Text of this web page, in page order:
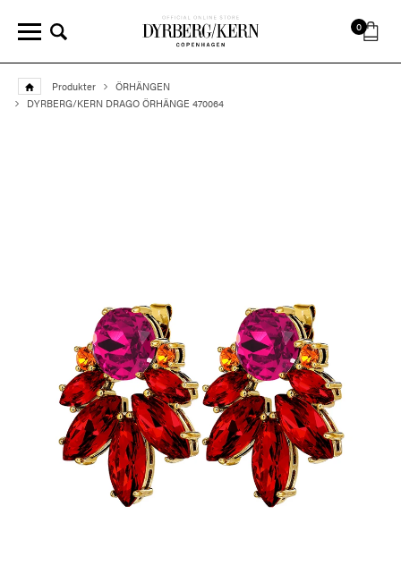
0
Produkter
ÖRHÄNGEN
DYRBERG/KERN DRAGO ÖRHÄNGE 470064